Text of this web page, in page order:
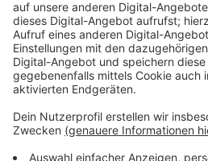
aber etwas dauern, bis die
wieder hochfahren.
einem längeren Ausfall auch
Betrieb genommen werden.
Anzeige